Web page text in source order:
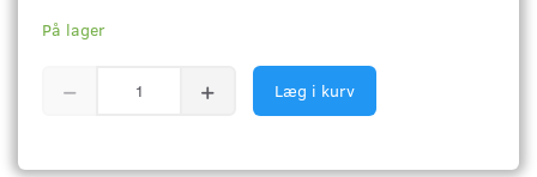
På lager
Læg i kurv